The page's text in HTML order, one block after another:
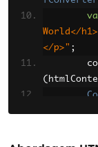
World</
</p>" ;
(
}